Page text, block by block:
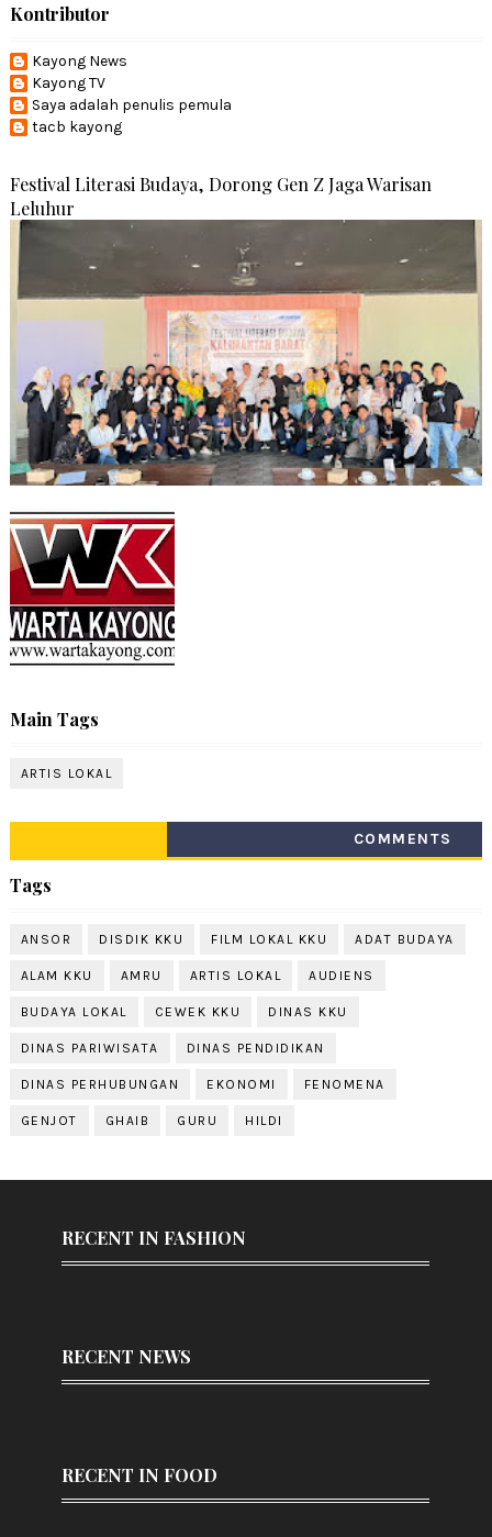
Kontributor
Kayong News
Kayong TV
Saya adalah penulis pemula
tacb kayong
Festival Literasi Budaya, Dorong Gen Z Jaga Warisan
Leluhur
Main Tags
ARTIS LOKAL
COMMENTS
Tags
ANSOR DISDIK KKU FILM LOKAL KKU ADAT BUDAYA
ALAM KKU AMRU ARTIS LOKAL AUDIENS
BUDAYA LOKAL CEWEK KKU DINAS KKU
DINAS PARIWISATA DINAS PENDIDIKAN
DINAS PERHUBUNGAN EKONOMI FENOMENA
GENJOT GHAIB GURU HILDI
RECENT IN FASHION
RECENT NEWS
RECENT IN FOOD